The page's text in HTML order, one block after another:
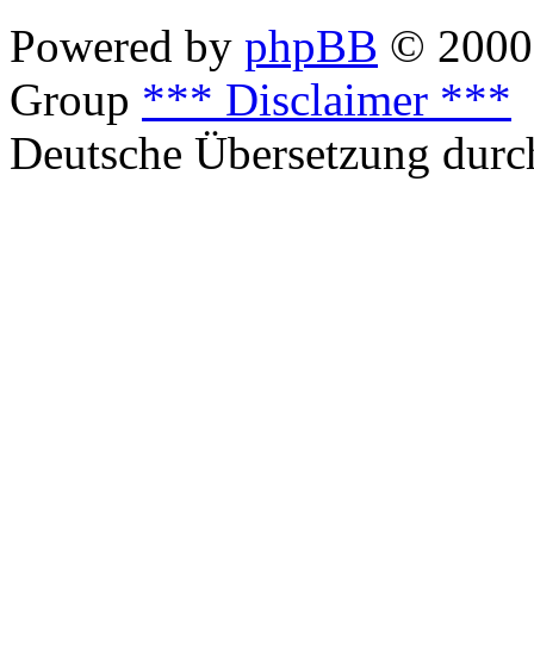
Powered by phpBB ©
Group *** Disclaimer ***
Deutsche Übersetzung